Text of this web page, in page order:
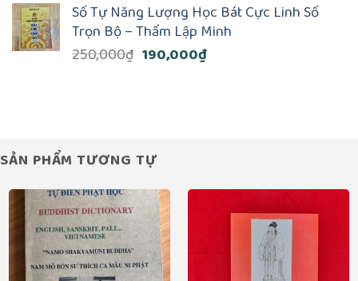
là:
960,000₫.
tại
là:
825,000₫.
Số Tự Năng Lượng Học Bát Cực Linh Số
Trọn Bộ – Thẩm Lập Minh
250,000₫ Giá
190,000₫Giá
SẢN PHẨM TƯƠNG TỰ